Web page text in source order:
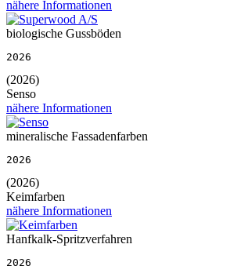
nähere Informationen
biologische Gussböden
2026
(2026)
Senso
nähere Informationen
mineralische Fassadenfarben
2026
(2026)
Keimfarben
nähere Informationen
Hanfkalk-Spritzverfahren
2026